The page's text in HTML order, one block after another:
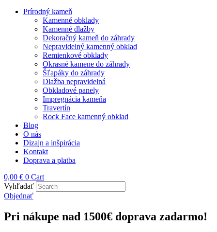
Prírodný kameň
Kamenné obklady
Kamenné dlažby
Dekoračný kameň do záhrady
Nepravidelný kamenný obklad
Remienkové obklady
Okrasné kamene do záhrady
Šľapáky do záhrady
Dlažba nepravidelná
Obkladové panely
Impregnácia kameňa
Travertín
Rock Face kamenný obklad
Blog
O nás
Dizajn a inšpirácia
Kontakt
Doprava a platba
0,00 € 0 Cart
Vyhľadať
Objednať
Pri nákupe nad 1500€ doprava zadarmo!